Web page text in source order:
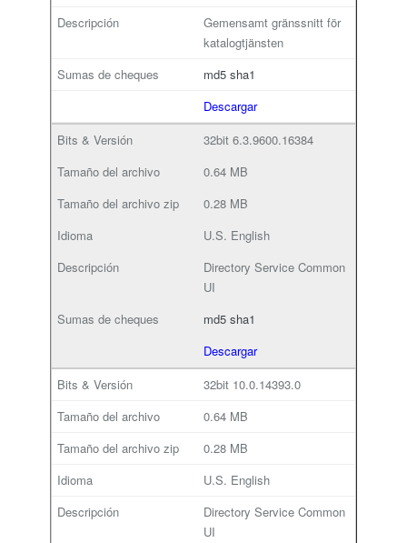
Gemensamt gränssnitt för
katalogtjänsten
md5 sha1
Descargar
32bit 6.3.9600.16384
0.64 MB
0.28 MB
U.S. English
Directory Service Common
UI
md5 sha1
Descargar
32bit 10.0.14393.0
0.64 MB
0.28 MB
U.S. English
Directory Service Common
UI